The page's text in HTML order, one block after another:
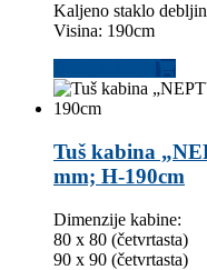
Kaljeno staklo
Visina: 190cm
Tuš kabina
mm; H-190cm
Dimenzije kabine:
80 x 80 (četvrtasta)
90 x 90 (četvrtasta)